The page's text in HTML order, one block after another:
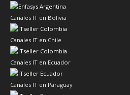
Canales IT en Bolivia
Canales IT en Chile
Canales IT en Ecuador
Canales IT en Paraguay